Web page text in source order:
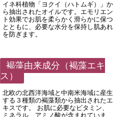
イネ科植物「ヨクイ（ハトムギ）」か
ら抽出されたオイルです。エモリエン
ト効果でお肌を柔らかく滑らかに保つ
とともに、必要な水分を保持し肌あれ
を防ぎます。
褐藻由来成分（褐藻エキ
ス）
北欧の北西洋海域と中南米海域に産生
する３種類の褐藻類から抽出されたエ
キスです。 お肌に必要なビタミン、
ミネラル、アミノ酸が含まれていま